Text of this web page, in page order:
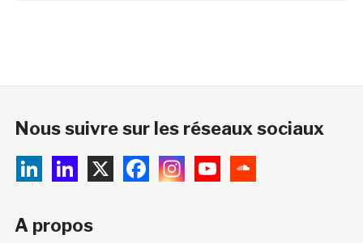
Nous suivre sur les réseaux sociaux
A propos